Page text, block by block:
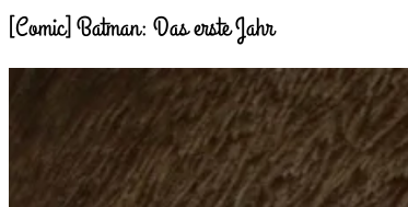
[Comic] Batman: Das erste Jahr